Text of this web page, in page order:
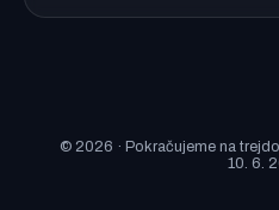
© 2026 · Pokračujeme na
10. 6.